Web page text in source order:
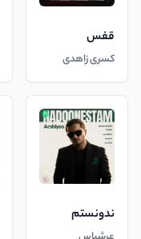
قفس
کسری زاهدی
ندونستم